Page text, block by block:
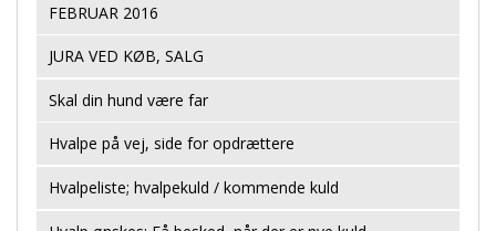
FEBRUAR 2016
JURA VED KØB, SALG
Skal din hund være far
Hvalpe på vej, side for opdrættere
Hvalpeliste; hvalpekuld / kommende kuld